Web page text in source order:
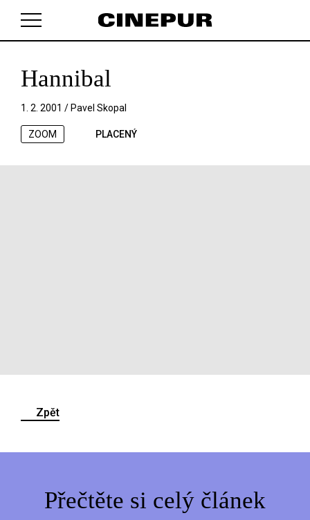
Hannibal
1. 2. 2001 / Pavel Skopal
ZOOM PLACENÝ
Zpět
Přečtěte si celý článek